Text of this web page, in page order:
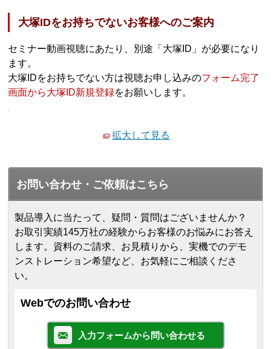
大塚IDをお持ちでないお客様へのご案内
セミナー動画視聴にあたり、別途「大塚ID」が必要になり
ます。
大塚IDをお持ちでない方は視聴お申し込みのフォーム完了
画面から大塚ID新規登録をお願いします。
拡大して見る
お問い合わせ・ご依頼はこちら
製品導入に当たって、疑問・質問はございませんか？
お取引実績145万社の経験からお客様のお悩みにお答え
します。 資料のご請求、お見積りから、実機でのデモ
ンストレーション希望など、お気軽にご相談くださ
い。
Webでのお問い合わせ
入力フォームから問い合わせる